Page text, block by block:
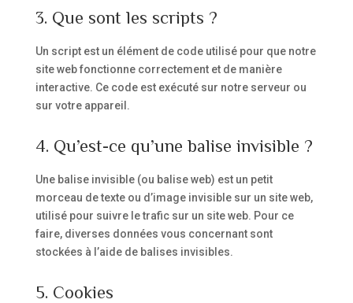
3. Que sont les scripts ?
Un script est un élément de code utilisé pour que notre
site web fonctionne correctement et de manière
interactive. Ce code est exécuté sur notre serveur ou
sur votre appareil.
4. Qu’est-ce qu’une balise invisible ?
Une balise invisible (ou balise web) est un petit
morceau de texte ou d’image invisible sur un site web,
utilisé pour suivre le trafic sur un site web. Pour ce
faire, diverses données vous concernant sont
stockées à l’aide de balises invisibles.
5. Cookies